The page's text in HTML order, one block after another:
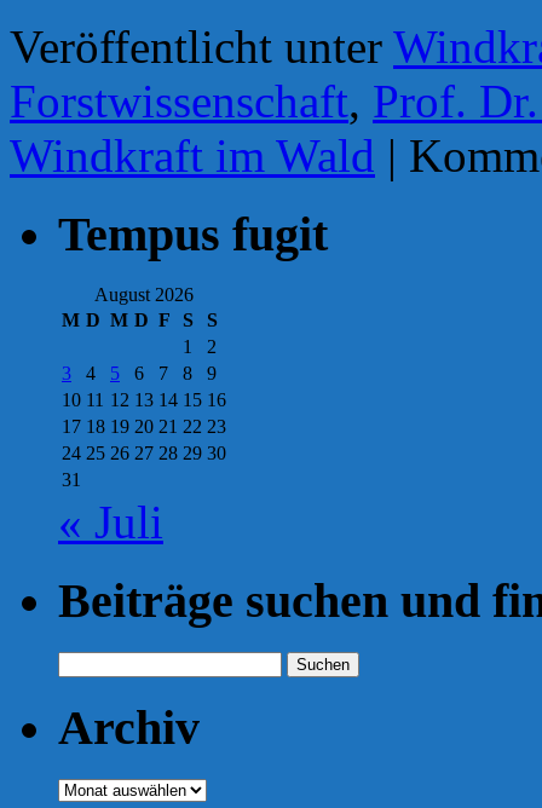
Veröffentlicht unter
Forstwissenschaft, Prof.
Windkraft im Wald |
Tempus fugit
August 2026
M D M D F S
S
1
2
3
4 5 6 7 8
9
10 11 12 13 14 15 16
17 18 19 20 21 22 23
24 25 26 27 28 29 30
31
« Juli
Beiträge suchen und
nach:
Archiv
Archiv